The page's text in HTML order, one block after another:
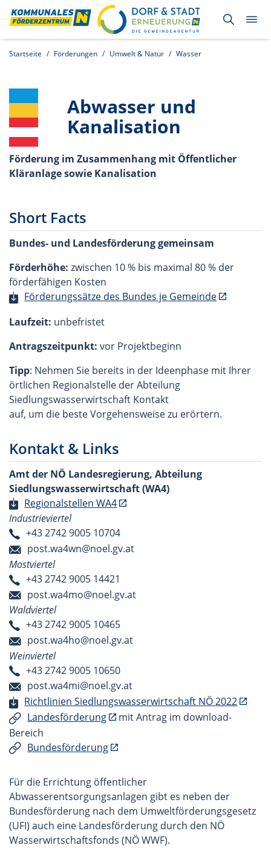
Startseite Förderungen Umwelt & Natur Wasser
Abwasser und
Kanalisation
Förderung im Zusammenhang mit Öffentlicher
Kläranlage sowie Kanalisation
Short Facts
Bundes- und Landesförderung gemeinsam
Förderhöhe: zwischen 10 % bis maximal 80 % der
förderfähigen Kosten
Förderungssätze des Bundes je Gemeinde
Laufzeit: unbefristet
Antragszeitpunkt: vor Projektbeginn
Tipp: Nehmen Sie bereits in der Ideenphase mit Ihrer
örtlichen Regionalstelle der Abteilung
Siedlungswasserwirtschaft Kontakt
auf, um die beste Vorgehensweise zu erörtern.
Kontakt & Links
Amt der NÖ Landesregierung, Abteilung
Siedlungswasserwirtschaft (WA4)
Regionalstellen WA4
Industrieviertel
+43 2742 9005 10704
post.wa4wn@noel.gv.at
Mostviertel
+43 2742 9005 14421
post.wa4mo@noel.gv.at
Waldviertel
+43 2742 9005 10465
post.wa4ho@noel.gv.at
Weinviertel
+43 2742 9005 10650
post.wa4mi@noel.gv.at
Richtlinien Siedlungswasserwirtschaft NÖ 2022
Landesförderung
mit Antrag im download-
Bereich
Bundesförderung
Für die Errichtung öffentlicher
Abwasserentsorgungsanlagen gibt es neben der
Bundesförderung nach dem Umweltförderungsgesetz
(UFI) auch eine Landesförderung durch den NÖ
Wasserwirtschaftsfonds (NÖ WWF).